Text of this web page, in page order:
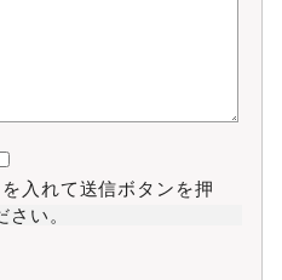
合のみ休会を認めます。休会
期日とし、受付月の翌月から
円（税別）は必要となりま
ケットは無効となります。
入れて送信ボタンを押
さい。